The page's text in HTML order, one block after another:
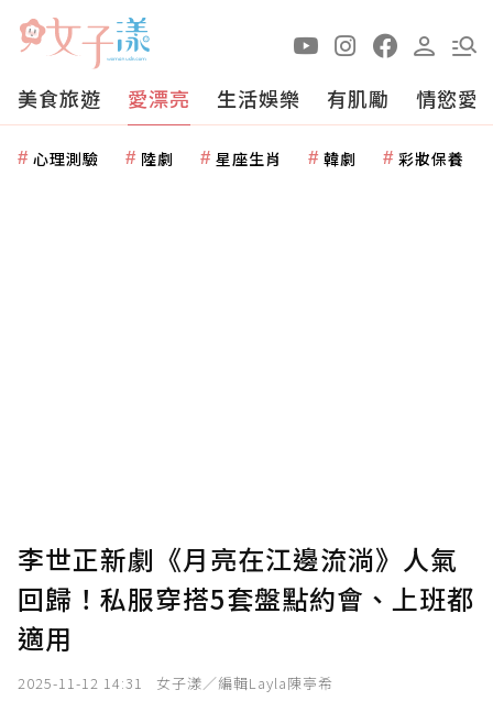
美食旅遊 愛漂亮 生活娛樂 有肌勵 情慾愛
心理測驗 陸劇 星座生肖 韓劇 彩妝保養
李世正新劇《月亮在江邊流淌》人氣
回歸！私服穿搭5套盤點約會、上班都
適用
2025-11-12 14:31 女子漾／編輯Layla陳亭希